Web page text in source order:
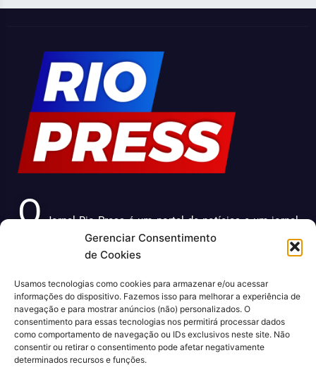
Gerenciar Consentimento
de Cookies
Usamos tecnologias como cookies para armazenar e/ou acessar
informações do dispositivo. Fazemos isso para melhorar a experiência de
navegação e para mostrar anúncios (não) personalizados. O
consentimento para essas tecnologias nos permitirá processar dados
como comportamento de navegação ou IDs exclusivos neste site. Não
consentir ou retirar o consentimento pode afetar negativamente
determinados recursos e funções.
O Jornal Rio Press é um portal de notícias e um jornal
impresso que cobre diversas notícias sobre a cidade do
Rio de Janeiro. Com uma abordagem abrangente e
sobre política, economia, cultura, entre outros temas
relevantes para a população carioca. Além disso, o Jornal
Rio Press oferece conteúdo exclusivo em sua versão
online, trazendo ainda mais facilidade e comodidade para
seus leitores.